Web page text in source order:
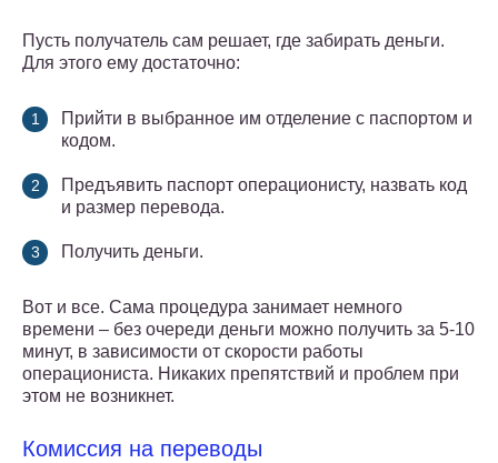
Пусть получатель сам решает, где забирать деньги.
Для этого ему достаточно:
Прийти в выбранное им отделение с паспортом и
кодом.
Предъявить паспорт операционисту, назвать код
и размер перевода.
Получить деньги.
Вот и все. Сама процедура занимает немного
времени – без очереди деньги можно получить за 5-10
минут, в зависимости от скорости работы
операциониста. Никаких препятствий и проблем при
этом не возникнет.
Комиссия на переводы